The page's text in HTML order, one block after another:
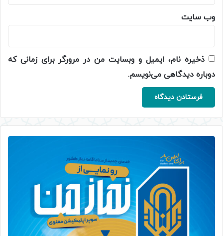
وب‌ سایت
ذخیره نام، ایمیل و وبسایت من در مرورگر برای زمانی که
دوباره دیدگاهی می‌نویسم.